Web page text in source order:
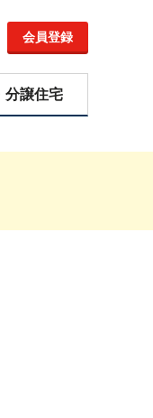
会員登録
分譲住宅